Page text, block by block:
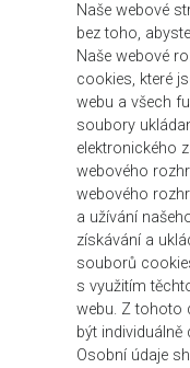
Naše webové
bez toho,
Naše webové
cookies, které
webu a všech
soubory
elektronického
webového
webového
a užívání
získávání a
souborů
s využitím
webu. Z tohoto
být individuálně
Osobní údaje